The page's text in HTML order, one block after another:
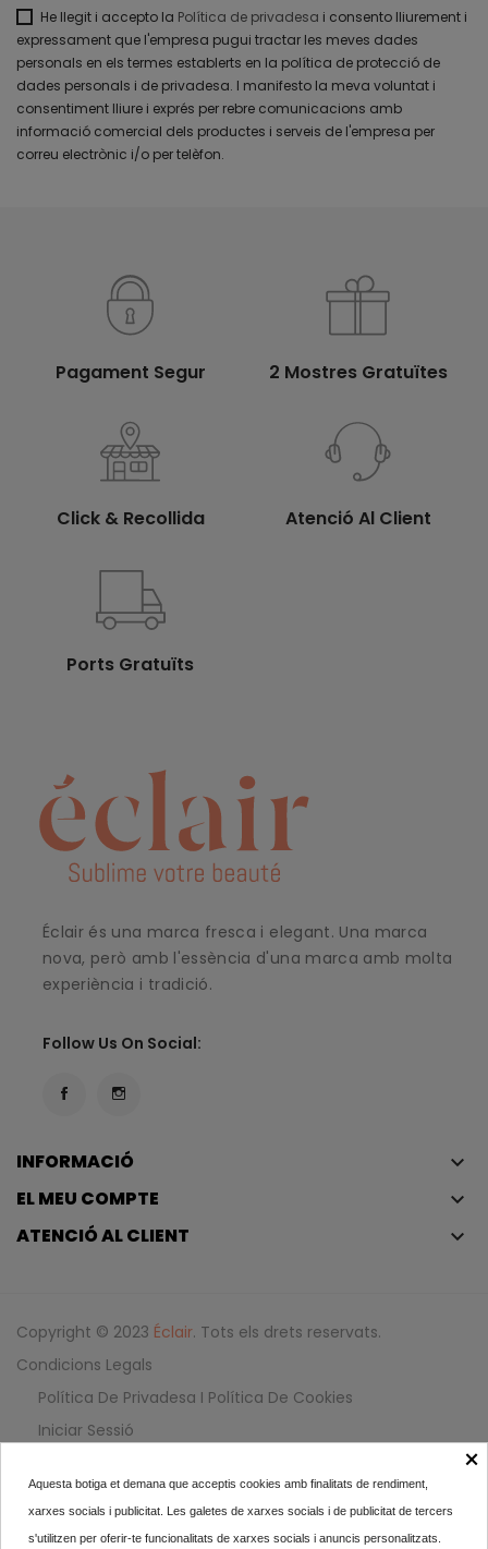
43,40
He llegit i accepto la Política de privadesa i consento lliurement i
expressament que l'empresa pugui tractar les meves dades
personals en els termes establerts en la política de protecció de
dades personals i de privadesa. I manifesto la meva voluntat i
consentiment lliure i exprés per rebre comunicacions amb
informació comercial dels productes i serveis de l'empresa per
correu electrònic i/o per telèfon.
Pagament Segur 2 Mostres Gratuïtes
Click & Recollida Atenció Al Client
Ports Gratuïts
Éclair és una marca fresca i elegant. Una marca
nova, però amb l'essència d'una marca amb molta
experiència i tradició.
Follow Us On Social:
INFORMACIÓ keyboard_arrow_down
EL MEU COMPTE keyboard_arrow_down
ATENCIÓ AL CLIENT keyboard_arrow_down
Copyright © 2023 Éclair. Tots els drets reservats.
Condicions Legals
Política De Privadesa I Política De Cookies
Iniciar Sessió
×
Aquesta botiga et demana que acceptis cookies amb finalitats de rendiment,
xarxes socials i publicitat. Les galetes de xarxes socials i de publicitat de tercers
s'utilitzen per oferir-te funcionalitats de xarxes socials i anuncis personalitzats.